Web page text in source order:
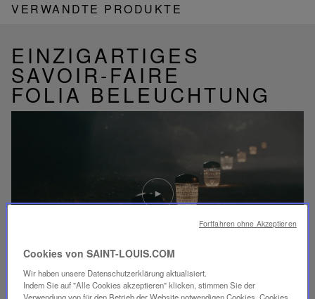
VERWANDTE PRODUKTE
EINZIGARTIGES
SAVOIR-FAIRE
FOLIA BELEUCHTUNG
Video
abspielen
YouTube-
Portable-
Cookies von SAINT-LOUIS.COM
Wir haben unsere Datenschutzerklärung aktualisiert.
Indem Sie auf "Alle Cookies akzeptieren" klicken, stimmen Sie der
Fortfahren ohne Akzeptieren